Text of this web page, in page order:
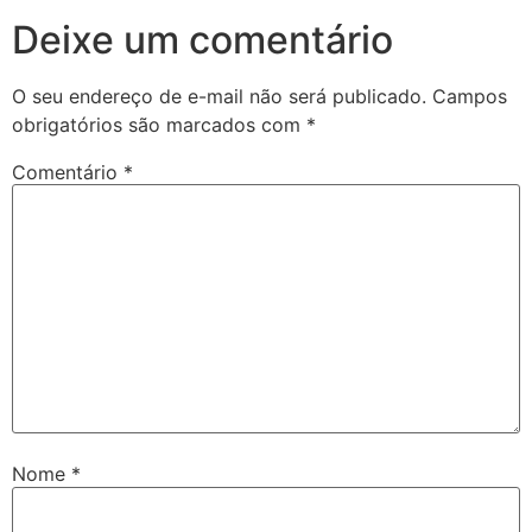
Deixe um comentário
O seu endereço de e-mail não será publicado. Campos
obrigatórios são marcados com *
Comentário *
Nome *